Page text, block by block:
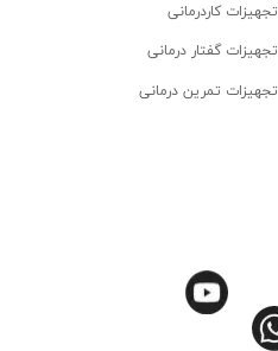
تجهیزات کاردرمانی
تجهیزات گفتار درمانی
تجهیزات تمرین درمانی